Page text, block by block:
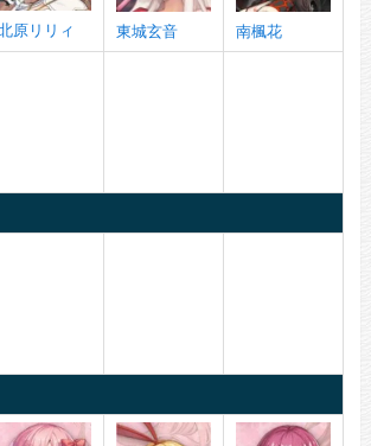
原リリィ 東城玄音 南楓花